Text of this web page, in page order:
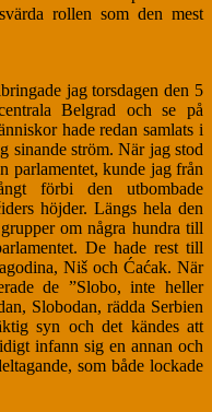
rollen som den mest
jag torsdagen den 5
Belgrad och se på
hade redan samlats i
sinande ström. När jag stod
parlamentet, kunde jag från
förbi den utbombade
höjder. Längs hela den
om några hundra till
De hade rest till
Niš och Ćaćak. När
de ”Slobo, inte heller
Slobodan, rädda Serbien
syn och det kändes att
infann sig en annan och
som både lockade